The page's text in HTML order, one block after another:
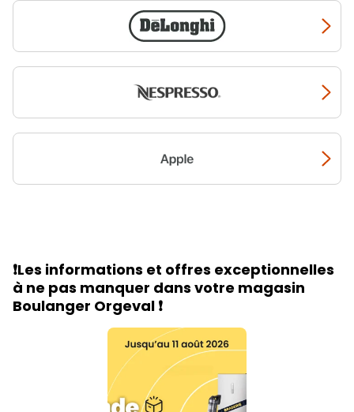
❗Les informations et offres exceptionnelles
à ne pas manquer dans votre magasin
Boulanger Orgeval ❗